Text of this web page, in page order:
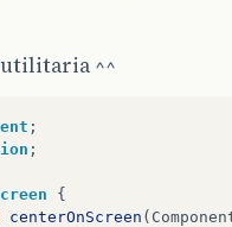
utilitaria ^^
;
;
{
centerOnScreen (